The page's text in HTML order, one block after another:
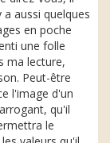
aussi quelques
en poche
une folle
ma lecture,
Peut-être
l'image d'un
qu'il
le